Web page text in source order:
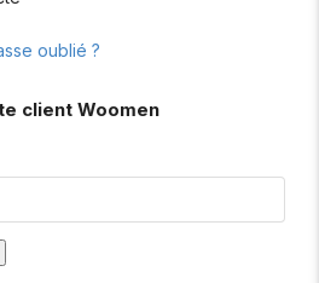
oublié ?
client Woomen